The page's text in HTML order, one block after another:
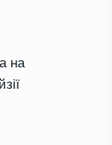
на